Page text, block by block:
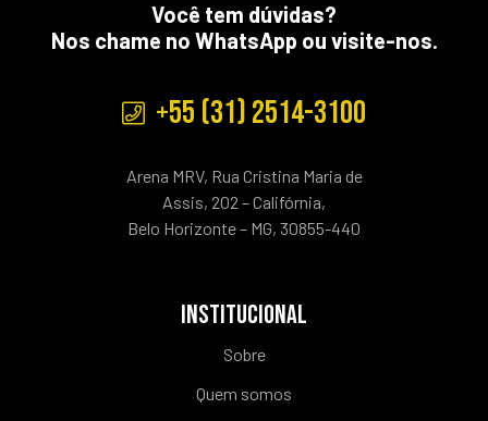
Você tem dúvidas?
Nos chame no WhatsApp ou visite-nos.
+55 (31) 2514-3100
Arena MRV, Rua Cristina Maria de
Assis, 202 – Califórnia,
Belo Horizonte – MG, 30855-440
INSTITUCIONAL
Sobre
Quem somos